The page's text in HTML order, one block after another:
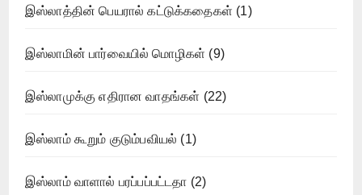
இஸ்லாத்தின் பெயரால் கட்டுக்கதைகள் (1)
இஸ்லாமின் பார்வையில் மொழிகள் (9)
இஸ்லாமுக்கு எதிரான வாதங்கள் (22)
இஸ்லாம் கூறும் குடும்பவியல் (1)
இஸ்லாம் வாளால் பரப்பப்பட்டதா (2)